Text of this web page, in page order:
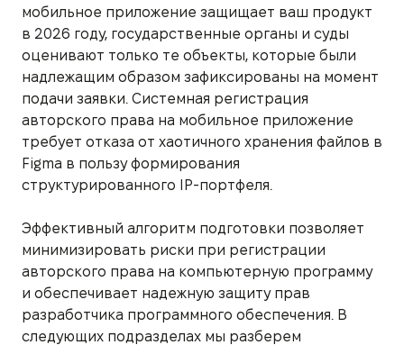
мобильное приложение защищает ваш продукт
в 2026 году, государственные органы и суды
оценивают только те объекты, которые были
надлежащим образом зафиксированы на момент
подачи заявки. Системная регистрация
авторского права на мобильное приложение
требует отказа от хаотичного хранения файлов в
Figma в пользу формирования
структурированного IP-портфеля.
Эффективный алгоритм подготовки позволяет
минимизировать риски при регистрации
авторского права на компьютерную программу
и обеспечивает надежную защиту прав
разработчика программного обеспечения. В
следующих подразделах мы разберем